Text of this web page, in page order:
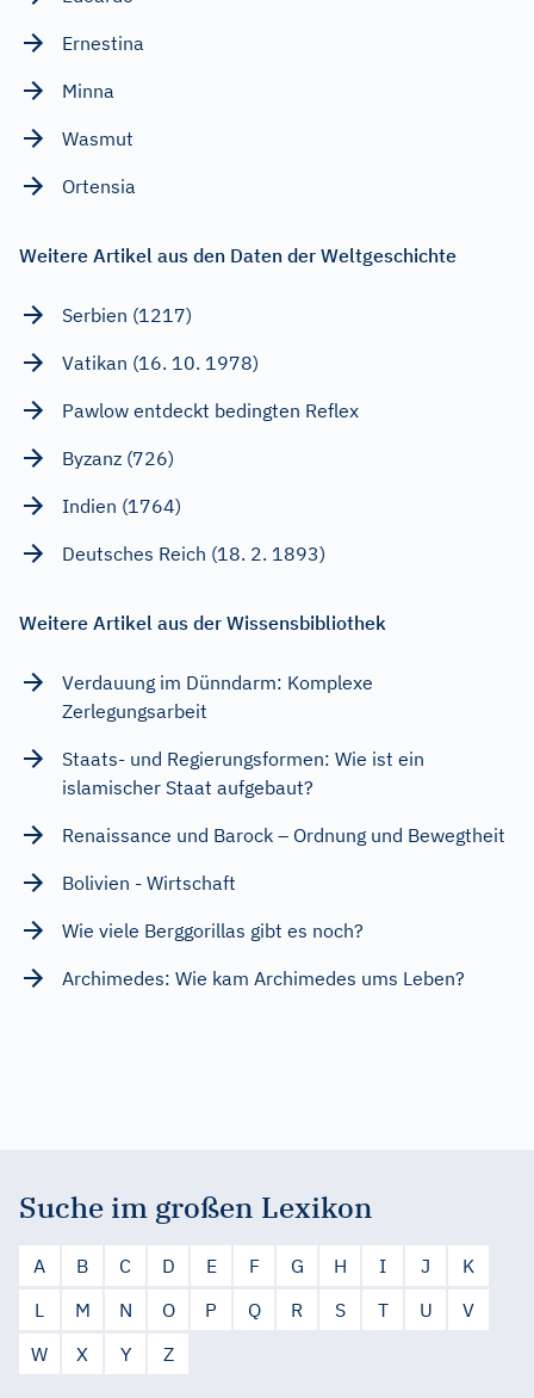
Ernestina
Minna
Wasmut
Ortensia
Weitere Artikel aus den Daten der Weltgeschichte
Serbien (1217)
Vatikan (16. 10. 1978)
Pawlow entdeckt bedingten Reflex
Byzanz (726)
Indien (1764)
Deutsches Reich (18. 2. 1893)
Weitere Artikel aus der Wissensbibliothek
Verdauung im Dünndarm: Komplexe
Zerlegungsarbeit
Staats- und Regierungsformen: Wie ist ein
islamischer Staat aufgebaut?
Renaissance und Barock – Ordnung und Bewegtheit
Bolivien - Wirtschaft
Wie viele Berggorillas gibt es noch?
Archimedes: Wie kam Archimedes ums Leben?
Suche im großen Lexikon
A B C D E F G H I J
K
L
M N O P Q R S T U
V
W
X Y Z